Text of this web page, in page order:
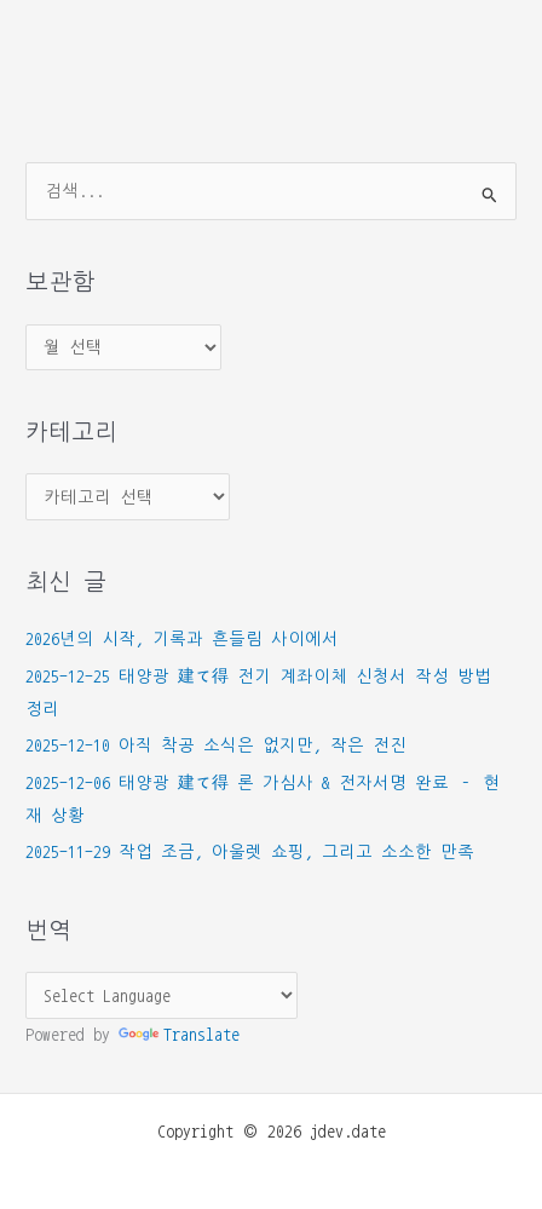
상
보관함
관
카테고리
테
리
최신 글
2026년의 시작, 기록과 흔들림 사이에서
2025-12-25 태양광 建て得 전기 계좌이체 신청서 작성 방법
정리
2025-12-10 아직 착공 소식은 없지만, 작은 전진
2025-12-06 태양광 建て得 론 가심사 & 전자서명 완료 – 현
재 상황
2025-11-29 작업 조금, 아울렛 쇼핑, 그리고 소소한 만족
번역
Powered by Translate
Copyright © 2026 jdev.date